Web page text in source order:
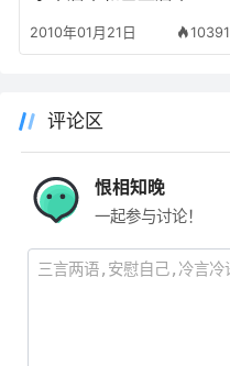
2010年01月21日 10391
评论区
恨相知晚
一起参与讨论！